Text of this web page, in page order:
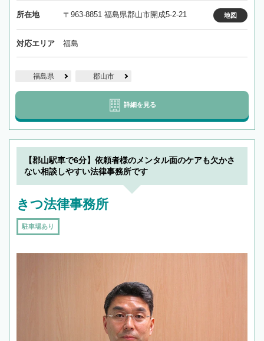
所在地 〒963-8851 福島県郡山市開成5-2-21 地図
対応エリア 福島
福島県 郡山市
詳細を見る
【郡山駅車で6分】依頼者様のメンタル面のケアも欠かさ
ない相談しやすい法律事務所です
きつ法律事務所
駐車場あり